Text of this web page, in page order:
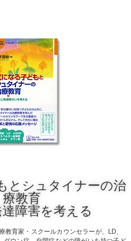
とシュタイナーの治
療教育
障害を考える
教育家・スクールカウンセラーが、LD、